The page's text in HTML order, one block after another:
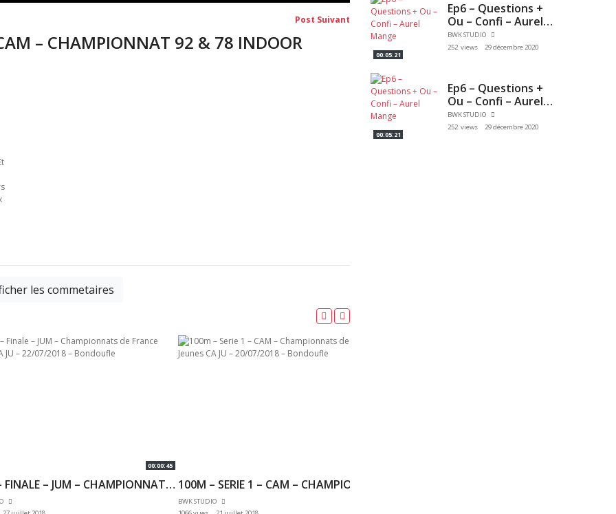
Post Suivant
suivant:
– CHAMPIONNAT 92 & 78 INDOOR
les commetaires
00:00:45
200M – FINALE – JUM – CHAMPIONNATS DE FRANCE JEUNES CA JU – 22/07/2018 – BONDOUFLE
BWK STUDIO
00:05:21
Ep6 – Questions +
Ou – Confi – Aurel
Mange
BWK STUDIO
252 views
29 décembre 2020
00:05:21
Ep6 – Questions +
Ou – Confi – Aurel
Mange
BWK STUDIO
252 views
29 décembre 2020